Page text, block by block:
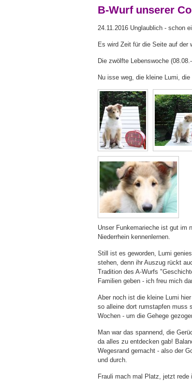
B-Wurf unserer
24.11.2016 Unglaublich - schon
Es wird Zeit für die Seite auf der
Die zwölfte Lebenswoche
Nu isse weg, die kleine Lumi,
Unser Funkemarieche ist gut im
Niederrhein kennenlernen.
Still ist es geworden, Lumi
stehen, denn ihr Auszug rückt
Tradition des A-Wurfs
Familien geben - ich freu mich
Aber noch ist die kleine Lumi
so alleine dort rumstapfen muss
Wochen - um die Gehege
Man war das spannend, die
da alles zu entdecken gab!
Wegesrand gemacht - also der
und durch.
Frauli mach mal Platz, jetzt rede